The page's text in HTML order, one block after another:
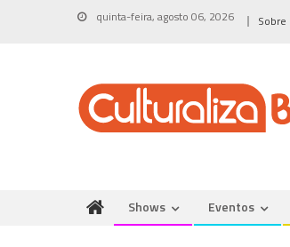
quinta-feira, agosto 06, 2026 Sobre
Shows Eventos